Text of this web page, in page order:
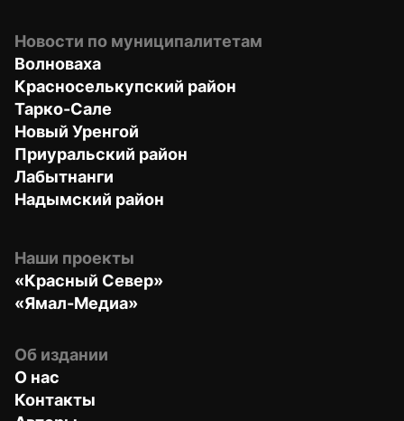
Новости по муниципалитетам
Волноваха
Красноселькупский район
Тарко-Сале
Новый Уренгой
Приуральский район
Лабытнанги
Надымский район
Наши проекты
«Красный Север»
«Ямал-Медиа»
Об издании
О нас
Контакты